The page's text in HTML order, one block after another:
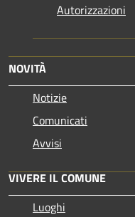
Autorizzazioni
NOVITÀ
Notizie
Comunicati
Avvisi
VIVERE IL COMUNE
Luoghi